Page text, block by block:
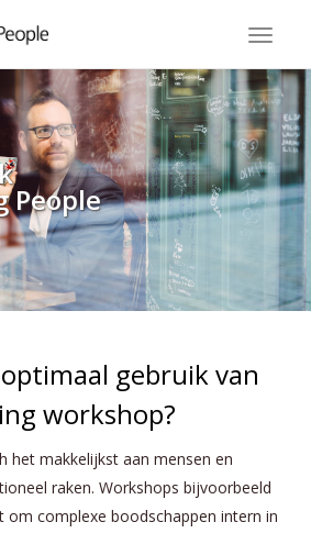
Toggle
People
gebruik van
workshop?
het makkelijkst aan mensen en
raken. Workshops bijvoorbeeld
om complexe boodschappen intern in